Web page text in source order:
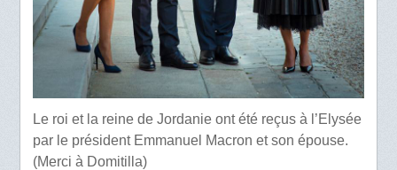
Le roi et la reine de Jordanie ont été reçus à l’Elysée
par le président Emmanuel Macron et son épouse.
(Merci à Domitilla)